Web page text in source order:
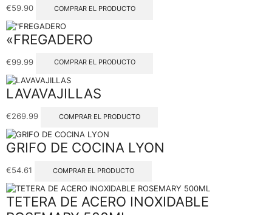
€59.90 COMPRAR EL PRODUCTO
«FREGADERO
€99.99 COMPRAR EL PRODUCTO
LAVAVAJILLAS
€269.99 COMPRAR EL PRODUCTO
GRIFO DE COCINA LYON
€54.61 COMPRAR EL PRODUCTO
TETERA DE ACERO INOXIDABLE